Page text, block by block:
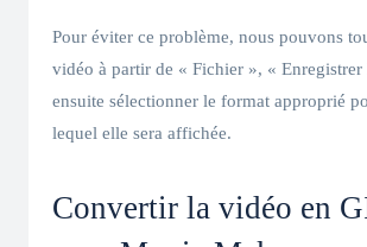
Pour éviter ce problème, nous pouvons
vidéo à partir de « Fichier », «
ensuite sélectionner le format approprié
lequel elle sera affichée.
Convertir la vidéo en